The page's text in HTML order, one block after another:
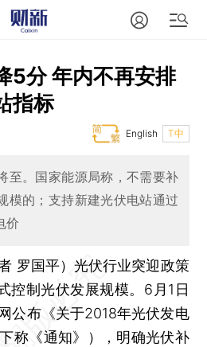
5分 年内不再安排
指标
T中
English
至。国家能源局称，不需要补
模的；支持新建光伏电站通过
价
罗国平） 光伏行业突迎政策
控制光伏发展规模。6月1日
公布《关于2018年光伏发电
称《通知》），明确光伏补